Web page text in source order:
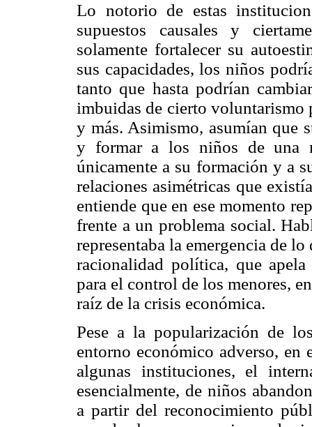
Lo notorio de estas
supuestos causales y
solamente fortalecer su
sus capacidades, los niños
tanto que hasta podrían
imbuidas de cierto voluntarismo
y más. Asimismo, asumían que
y formar a los niños de una
únicamente a su formación y a
relaciones asimétricas que
entiende que en ese momento
frente a un problema social.
representaba la emergencia de
racionalidad política, que
para el control de los menores,
raíz de la crisis económica.
Pese a la popularización de
entorno económico adverso, en
algunas instituciones, el
esencialmente, de niños
a partir del reconocimiento